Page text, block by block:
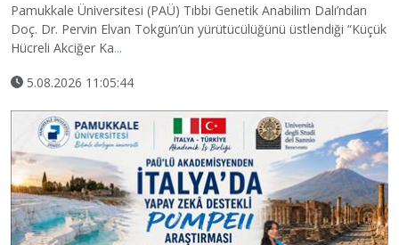
Pamukkale Üniversitesi (PAÜ) Tıbbi Genetik Anabilim Dalı’ndan
Doç. Dr. Pervin Elvan Tokgün’ün yürütücülüğünü üstlendiği “Küçük
Hücreli Akciğer Ka...
5.08.2026 11:05:44